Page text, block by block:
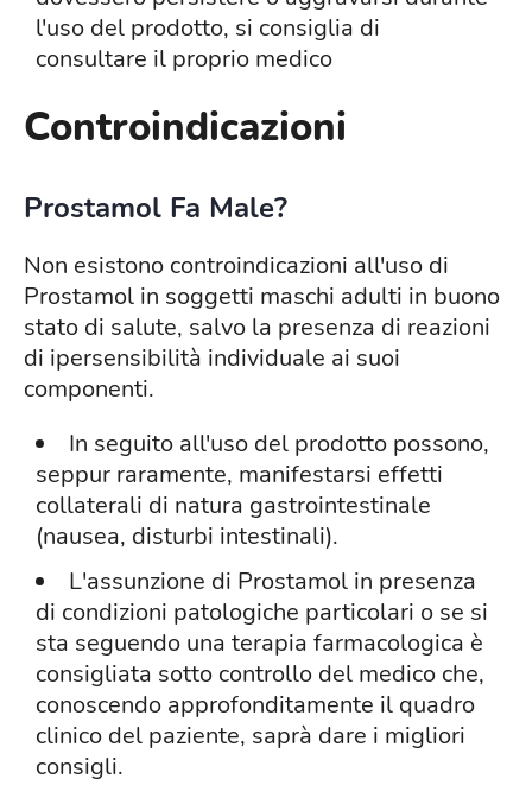
l'uso del prodotto, si consiglia di
consultare il proprio medico
Controindicazioni
Prostamol Fa Male?
Non esistono controindicazioni all'uso di
Prostamol in soggetti maschi adulti in buono
stato di salute, salvo la presenza di reazioni
di ipersensibilità individuale ai suoi
componenti.
In seguito all'uso del prodotto possono,
seppur raramente, manifestarsi effetti
collaterali di natura gastrointestinale
(nausea, disturbi intestinali).
L'assunzione di Prostamol in presenza
di condizioni patologiche particolari o se si
sta seguendo una terapia farmacologica è
consigliata sotto controllo del medico che,
conoscendo approfonditamente il quadro
clinico del paziente, saprà dare i migliori
consigli.